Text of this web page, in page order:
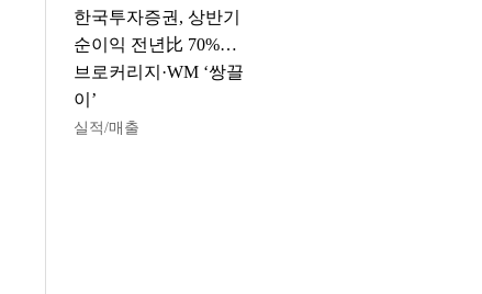
한국투자증권, 상반기
순이익 전년比 70%…
브로커리지·WM ‘쌍끌
이’
실적/매출